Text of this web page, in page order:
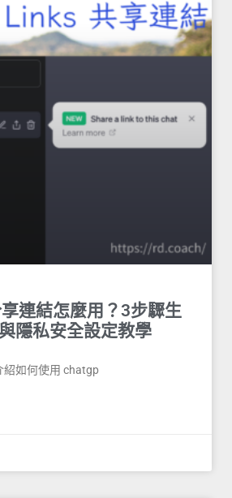
連結怎麼用？3步驟生
隱私安全設定教學
紹如何使用 chatgp